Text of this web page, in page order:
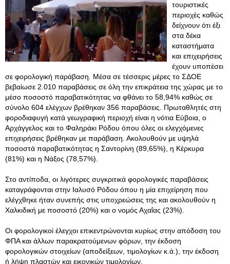
τουριστικές
περιοχές καθώς
δείχνουν ότι έξι
στα δέκα
καταστήματα
και επιχειρήσεις
έχουν υποπέσει
σε φορολογική παράβαση. Μέσα σε τέσσερις μέρες το ΣΔΟΕ
βεβαίωσε 2.010 παραβάσεις σε όλη την επικράτεια της χώρας με το
μέσο ποσοστό παραβατικότητας να φθάνει το 58,94% καθώς σε
σύνολο 604 ελέγχων βρέθηκαν 356 παραβάσεις. Πρωταθλητές στη
φοροδιαφυγή κατά γεωγραφική περιοχή είναι η νότια Εύβοια, ο
Αρχάγγελος και το Φαληράκι Ρόδου όπου όλες οι ελεγχόμενες
επιχειρήσεις βρέθηκαν με παράβαση. Ακολουθούν με υψηλά
ποσοστά παραβατικότητας η Σαντορίνη (89,65%), η Κέρκυρα
(81%) και η Νάξος (78,57%).
Στο αντίποδα, οι λιγότερες συγκριτικά φορολογικές παραβάσεις
καταγράφονται στην Ιαλυσό Ρόδου όπου η μία επιχείρηση που
ελέγχθηκε ήταν συνεπής στις υποχρεώσεις της και ακολουθούν η
Χαλκιδική με ποσοστό (20%) και ο νομός Αχαΐας (23%).
Οι φορολογικοί έλεγχοι επικεντρώνονται κυρίως στην απόδοση του
ΦΠΑ και άλλων παρακρατούμενων φόρων, την έκδοση
φορολογικών στοιχείων (αποδείξεων, τιμολογίων κ.ά.), την έκδοση
ή λήψη πλαστών και εικονικών τιμολογίων.